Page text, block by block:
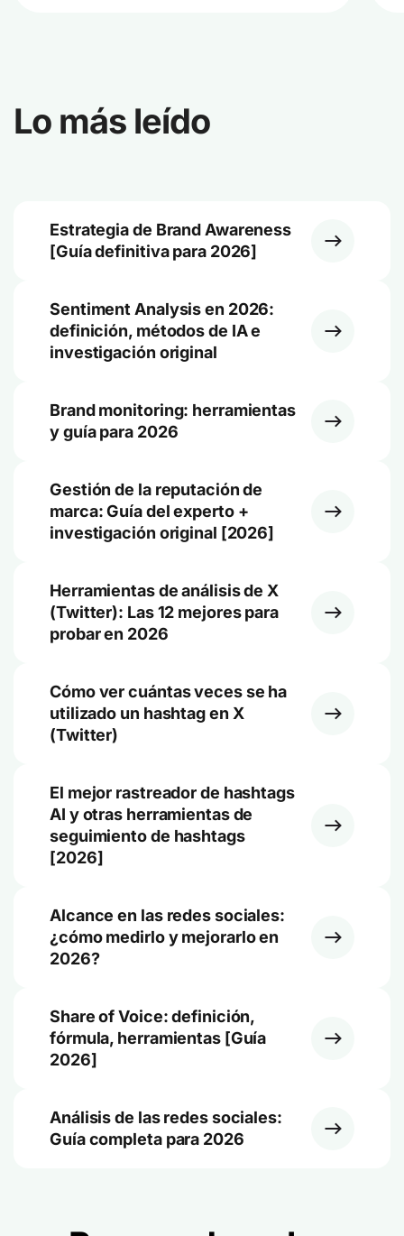
Lo más leído
Estrategia de Brand Awareness
[Guía definitiva para 2026]
Sentiment Analysis en 2026:
definición, métodos de IA e
investigación original
Brand monitoring: herramientas
y guía para 2026
Gestión de la reputación de
marca: Guía del experto +
investigación original [2026]
Herramientas de análisis de X
(Twitter): Las 12 mejores para
probar en 2026
Cómo ver cuántas veces se ha
utilizado un hashtag en X
(Twitter)
El mejor rastreador de hashtags
AI y otras herramientas de
seguimiento de hashtags
[2026]
Alcance en las redes sociales:
¿cómo medirlo y mejorarlo en
2026?
Share of Voice: definición,
fórmula, herramientas [Guía
2026]
Análisis de las redes sociales:
Guía completa para 2026